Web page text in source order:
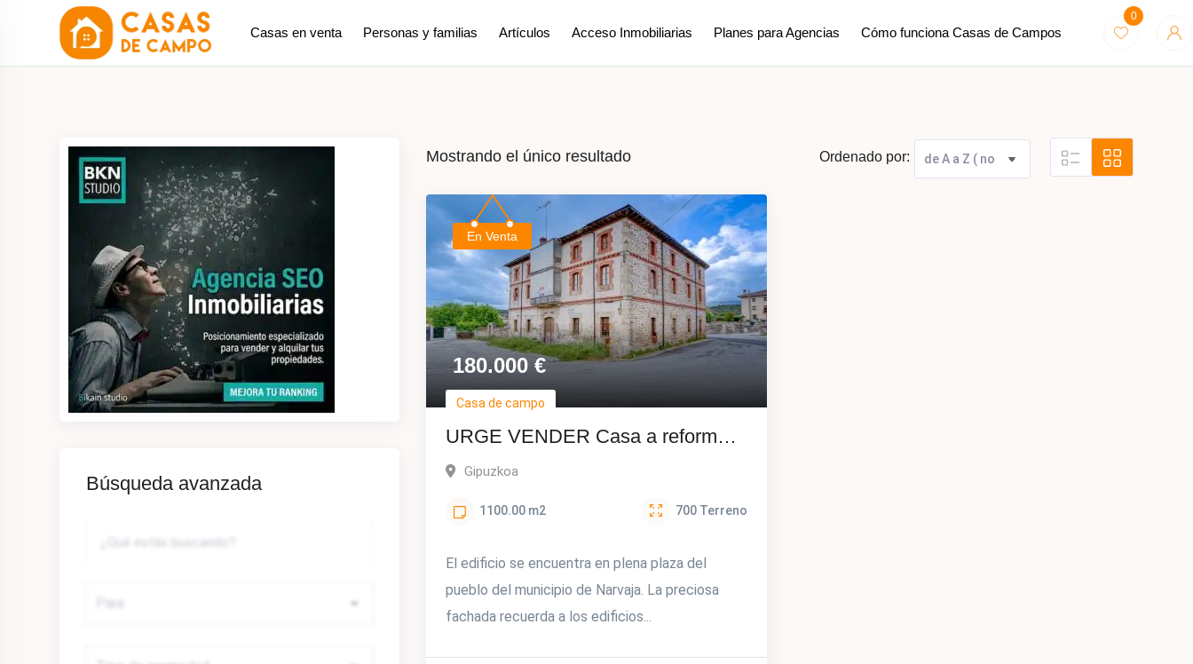
contenido
Casas en venta Personas y familias Artículos Acceso Inmobiliarias Planes para Agencias Cómo funciona Casas de Campos
0
Mostrando el único resultado Ordenado por:
En Venta
180.000€
Casa de campo
URGE VENDER Casa a reformar
con infinidad de posibilidades en
Gipuzkoa
1100.00 m2 700 Terreno
El edificio se encuentra en plena plaza del
pueblo del municipio de Narvaja. La preciosa
fachada recuerda a los edificios...
Búsqueda avanzada